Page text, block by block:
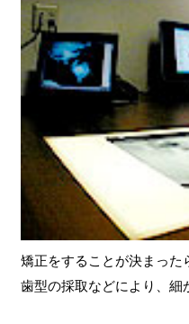
矯正をすることが決まっ
歯型の採取などにより、細